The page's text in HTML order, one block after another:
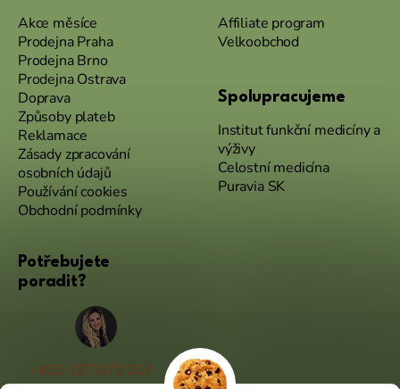
Akce měsíce
Prodejna Praha
Prodejna Brno
Prodejna Ostrava
Doprava
Způsoby plateb
Reklamace
Zásady zpracování
osobních údajů
Používání cookies
Obchodní podmínky
Affiliate program
Velkoobchod
Spolupracujeme
Institut funkční medicíny a
výživy
Celostní medicína
Puravia SK
Potřebujete
poradit?
+420 227 072 207